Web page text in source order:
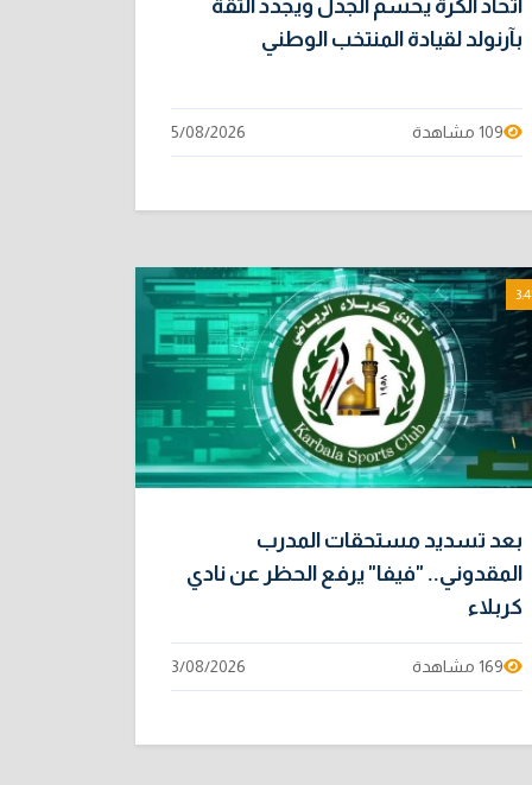
اتحاد الكرة يحسم الجدل ويجدد الثقة
بآرنولد لقيادة المنتخب الوطني
109 مشاهدة 5/08/2026
بعد تسديد مستحقات المدرب
المقدوني.. "فيفا" يرفع الحظر عن نادي
كربلاء
169 مشاهدة 3/08/2026